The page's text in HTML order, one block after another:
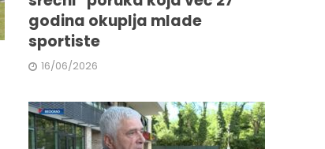
godina okuplja mlade
sportiste
16/06/2026